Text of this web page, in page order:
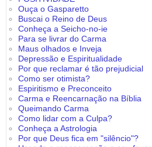
Ouça o Gasparetto
Buscai o Reino de Deus
Conheça a Seicho-no-ie
Para se livrar do Carma
Maus olhados e Inveja
Depressão e Espiritualidade
Por que reclamar é tão prejudicial
Como ser otimista?
Espiritismo e Preconceito
Carma e Reencarnação na Bíblia
Queimando Carma
Como lidar com a Culpa?
Conheça a Astrologia
Por que Deus fica em "silêncio"?